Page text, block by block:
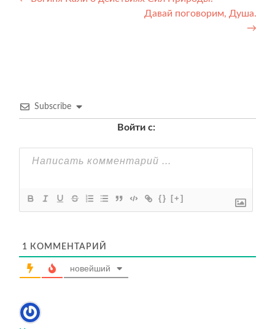
Давай поговорим, Душа.
→
Subscribe
Войти с:
{} [+]
1 КОММЕНТАРИЙ
новейший